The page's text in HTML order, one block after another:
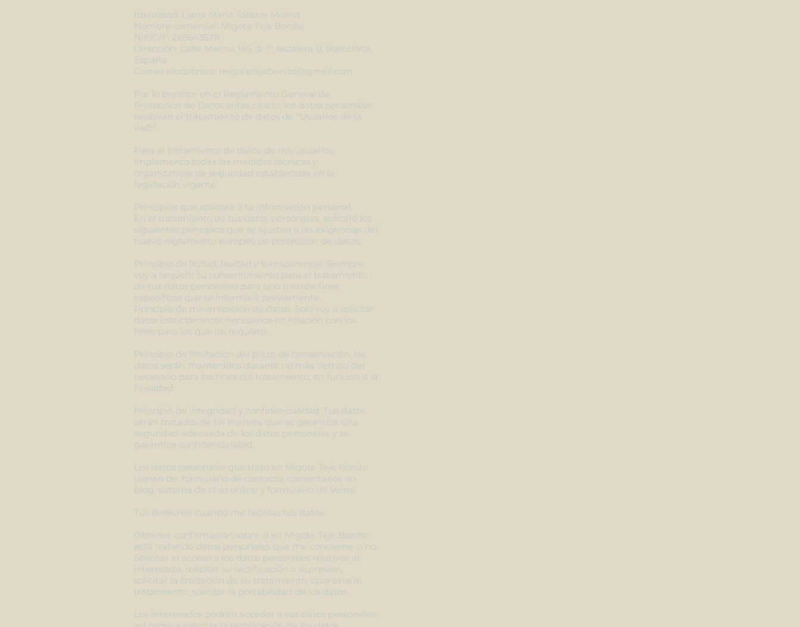
Identidad: Liana María Salazar Molina
Nombre comercial: Migote Teje Bonito
NIF/CIF: 26564357R
Dirección: Calle Marina 145, 3r 1ª, escalera B, Barcelona,
España
Correo electrónico: migotetejebonito@gmail.com
Por lo previsto en el Reglamento General de
Protección de Datos antes citado, los datos personales
recibirán el tratamiento de datos de “Usuarios de la
web”.
Para el tratamiento de datos de mis usuarios,
implemento todas las medidas técnicas y
organizativas de seguridad establecidas en la
legislación vigente.
Principios que aplicaré a tu información personal
En el tratamiento de tus datos personales, aplicaré los
siguientes principios que se ajustan a las exigencias del
nuevo reglamento europeo de protección de datos:
Principio de licitud, lealtad y transparencia: Siempre
voy a requerir tu consentimiento para el tratamiento
de tus datos personales para uno o varios fines
específicos que te informaré previamente.
Principio de minimización de datos: Solo voy a solicitar
datos estrictamente necesarios en relación con los
fines para los que los requiero.
Principio de limitación del plazo de conservación: los
datos serán mantenidos durante no más tiempo del
necesario para los fines del tratamiento, en función a la
finalidad.
Principio de integridad y confidencialidad: Tus datos
serán tratados de tal manera que se garantice una
seguridad adecuada de los datos personales y se
garantice confidencialidad.
Los datos personales que trato en Migote Teje Bonito
vienen de: formulario de contacto, comentarios en
blog, sistema de chat online y formulario de Venta.
Tus derechos cuando me facilitas tus datos:
Obtener confirmación sobre si en Migote Teje Bonito,
está tratando datos personales que me concierne, o no.
Solicitar el acceso a los datos personales relativos al
interesado, solicitar su rectificación o supresión,
solicitar la limitación de su tratamiento, oponerse al
tratamiento, solicitar la portabilidad de los datos.
Los interesados podrán acceder a sus datos personales,